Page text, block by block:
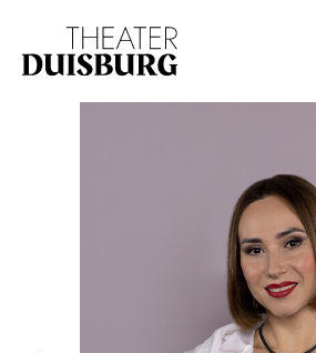
Zur Hauptnavigation springen
Zum Footer springen